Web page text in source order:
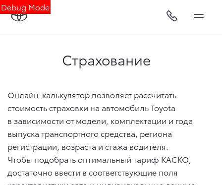
Debug Mode
Страхование
Онлайн-калькулятор позволяет рассчитать
стоимость страховки на автомобиль Toyota
в зависимости от модели, комплектации и года
выпуска транспортного средства, региона
регистрации, возраста и стажа водителя.
Чтобы подобрать оптимальный тариф КАСКО,
достаточно ввести в соответствующие поля